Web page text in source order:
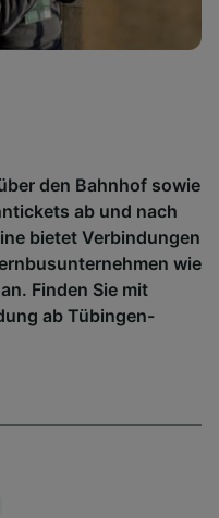
den Bahnhof sowie
ab und nach
bietet Verbindungen
wie
Finden Sie mit
ab Tübingen-